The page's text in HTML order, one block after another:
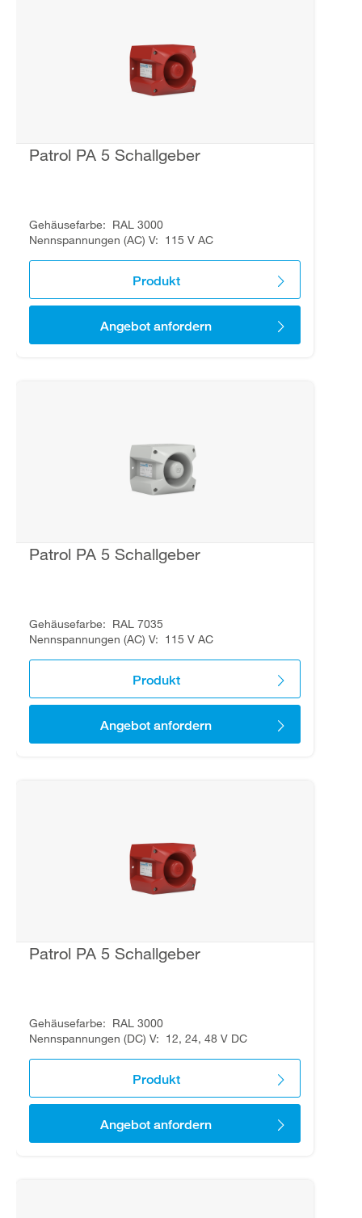
Patrol PA 5 Schallgeber
Gehäusefarbe
RAL 3000
Nennspannungen (AC) V
115 V AC
Produkt
Angebot anfordern
Patrol PA 5 Schallgeber
Gehäusefarbe
RAL 7035
Nennspannungen (AC) V
115 V AC
Produkt
Angebot anfordern
Patrol PA 5 Schallgeber
Gehäusefarbe
RAL 3000
Nennspannungen (DC) V
12, 24, 48 V DC
Produkt
Angebot anfordern